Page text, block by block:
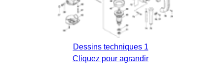
Dessins techniques 1
Cliquez pour agrandir